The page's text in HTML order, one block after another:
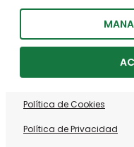
Política de Cookies
Política de Privacidad